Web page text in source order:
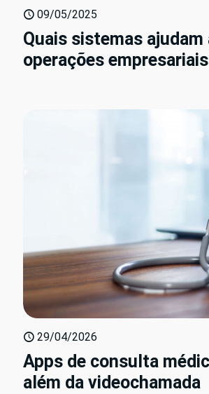
09/05/2025
Quais sistemas
operações
29/04/2026
Apps de consulta
além da videochamada